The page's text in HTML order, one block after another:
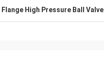
Flange High Pressure Ball Valve